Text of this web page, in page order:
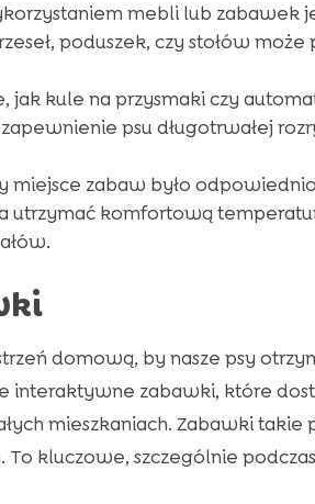
mebli lub zabawek
poduszek, czy stołów może
jak kule na przysmaki czy
psu długotrwałej
miejsce zabaw było
utrzymać komfortową
domową, by nasze psy
interaktywne zabawki, które
mieszkaniach. Zabawki takie
To kluczowe, szczególnie